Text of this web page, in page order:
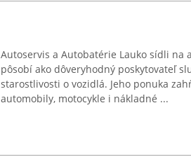
Autoservis a Autobatérie Lauko sídli na
pôsobí ako dôveryhodný poskytovateľ
starostlivosti o vozidlá. Jeho ponuka
automobily, motocykle i nákladné ...